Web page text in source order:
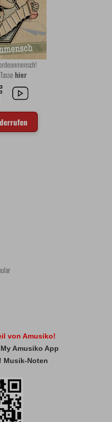
hier
von Amusiko!
Amusiko App
Musik-Noten